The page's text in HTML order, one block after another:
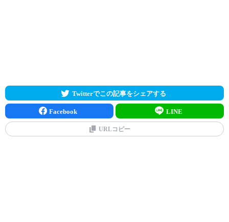
Twitterでこの記事をシェアする
Facebook LINE
URLコピー